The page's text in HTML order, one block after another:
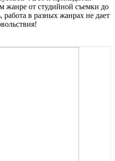
жанре от студийной съемки до
работа в разных жанрах не дает